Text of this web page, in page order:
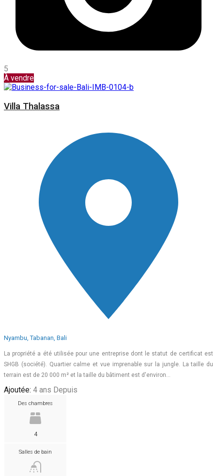
5
À vendre
Villa Thalassa
Nyambu, Tabanan, Bali
La propriété a été utilisée pour une entreprise dont le statut de certificat est
SHGB (société). Quartier calme et vue imprenable sur la jungle. La taille du
terrain est de 20 000 m² et la taille du bâtiment est d'environ…
Ajoutée: 4 ans Depuis
Des chambres
4
Salles de bain